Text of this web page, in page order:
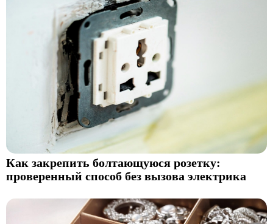
Как закрепить болтающуюся розетку:
проверенный способ без вызова электрика